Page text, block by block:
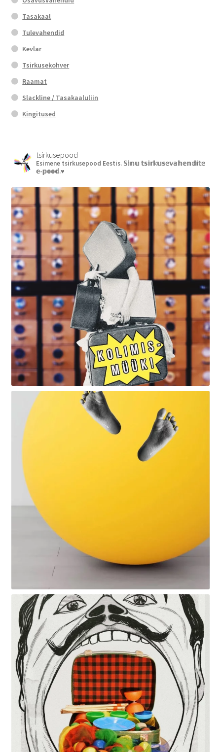
Tasakaal
Tulevahendid
Kevlar
Tsirkusekohver
Raamat
Slackline / Tasakaaluliin
Kingitused
tsirkusepood
Esimene tsirkusepood Eestis. 𝕊𝕚𝕟𝕦 𝕥𝕤𝕚𝕣𝕜𝕦𝕤𝕖𝕧𝕒𝕙𝕖𝕟𝕕𝕚𝕥𝕖
𝕖-𝕡𝕠𝕠𝕕.♥︎